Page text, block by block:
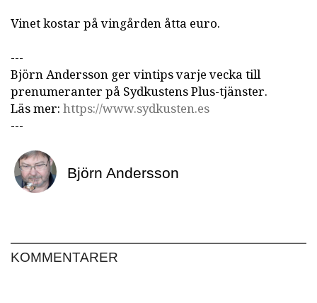
Vinet kostar på vingården åtta euro.
---
Björn Andersson ger vintips varje vecka till
prenumeranter på Sydkustens Plus-tjänster.
Läs mer: https://www.sydkusten.es
---
Björn Andersson
KOMMENTARER